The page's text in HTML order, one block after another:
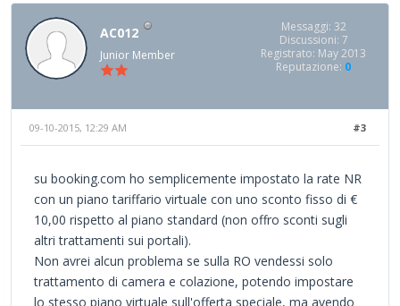
AC012
Junior Member
Messaggi: 32
Discussioni: 7
Registrato: May 2013
Reputazione: 0
#3
09-10-2015, 12:29 AM
su booking.com ho semplicemente impostato la rate NR
con un piano tariffario virtuale con uno sconto fisso di €
10,00 rispetto al piano standard (non offro sconti sugli
altri trattamenti sui portali).
Non avrei alcun problema se sulla RO vendessi solo
trattamento di camera e colazione, potendo impostare
lo stesso piano virtuale sull'offerta speciale, ma avendo